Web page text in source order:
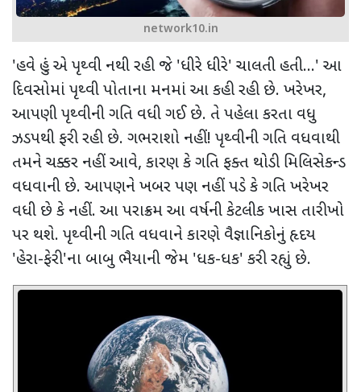
network10.in
'હવે હું એ પૃથ્વી નથી રહી જે 'ધીરે ધીરે' ચાલતી હતી...' આ
દિવસોમાં પૃથ્વી પોતાના મનમાં આ કહી રહી છે. ખરેખર,
આપણી પૃથ્વીની ગતિ વધી ગઈ છે. તે પહેલા કરતા વધુ
ઝડપથી ફરી રહી છે. ગભરાશો નહીં! પૃથ્વીની ગતિ વધવાથી
તમને ચક્કર નહીં આવે, કારણ કે ગતિ ફક્ત થોડી મિલિસેકન્ડ
વધવાની છે. આપણને ખબર પણ નહીં પડે કે ગતિ ખરેખર
વધી છે કે નહીં. આ પરાક્રમ આ વર્ષની કેટલીક ખાસ તારીખો
પર થશે. પૃથ્વીની ગતિ વધવાને કારણે વૈજ્ઞાનિકોનું હૃદય
'હેરા-ફેરી'ના બાબુ ભૈયાની જેમ 'ધક-ધક' કરી રહ્યું છે.